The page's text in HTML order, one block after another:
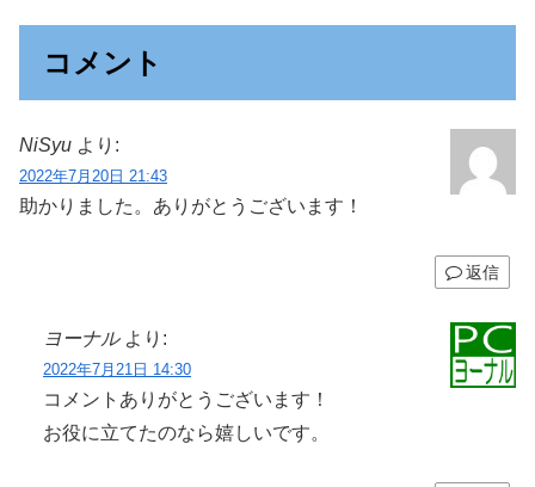
コメント
NiSyu より:
2022年7月20日 21:43
助かりました。ありがとうございます！
返信
ヨーナル より:
2022年7月21日 14:30
コメントありがとうございます！
お役に立てたのなら嬉しいです。